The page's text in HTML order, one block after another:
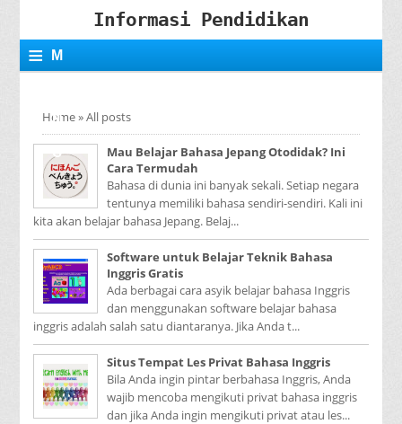
Informasi Pendidikan
≡ M
N
U
Home»All posts
Mau Belajar Bahasa Jepang Otodidak? Ini
Cara Termudah
Bahasa di dunia ini banyak sekali. Setiap negara
tentunya memiliki bahasa sendiri-sendiri. Kali ini
kita akan belajar bahasa Jepang. Belaj...
Software untuk Belajar Teknik Bahasa
Inggris Gratis
Ada berbagai cara asyik belajar bahasa Inggris
dan menggunakan software belajar bahasa
inggris adalah salah satu diantaranya. Jika Anda t...
Situs Tempat Les Privat Bahasa Inggris
Bila Anda ingin pintar berbahasa Inggris, Anda
wajib mencoba mengikuti privat bahasa inggris
dan jika Anda ingin mengikuti privat atau les...